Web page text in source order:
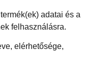
adatai és a
felhasználásra.
elérhetősége,